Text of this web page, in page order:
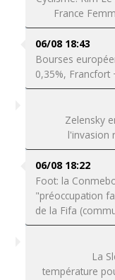
France
06/08 18:43
Bourses
0,35%, Francfort
Zelensky
l'invasion
06/08 18:22
Foot: la
"préoccupation
de la Fifa
La
température